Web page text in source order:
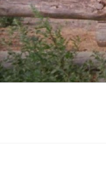
Aller
au
contenu
principal